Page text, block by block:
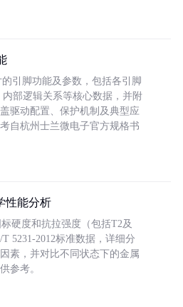
引脚功能及参数，包括各引脚
部逻辑关系等核心数据，并附
驱动配置、保护机制及典型应
自杭州士兰微电子官方规格书
性能分析
硬度和抗拉强度（包括T2及
5231-2012标准数据，详细分
素，并对比不同状态下的金属
参考。